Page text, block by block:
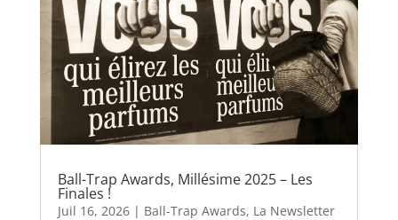
Ball-Trap Awards, Millésime 2025 – Les
Finales !
Juil 16, 2026| Ball-Trap Awards, La Newsletter